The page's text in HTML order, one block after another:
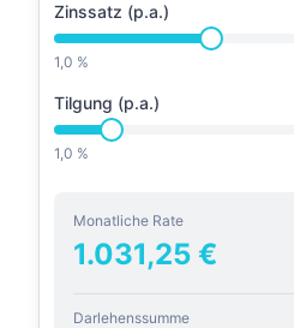
Zinssatz (p.a.)
1,0 %
Tilgung (p.a.)
1,0 %
Monatliche Rate
1.031,25 €
Darlehenssumme